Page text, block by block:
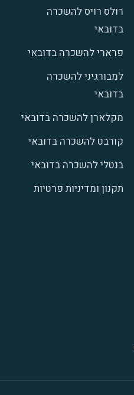
רולס רויס להשכרה
בדובאי
פרארי להשכרה בדובאי
למבורגיני להשכרה
בדובאי
מקלארן להשכרה בדובאי
קורבט להשכרה בדובאי
בנטלי להשכרה בדובאי
תקנון ומדיניות פרטיות